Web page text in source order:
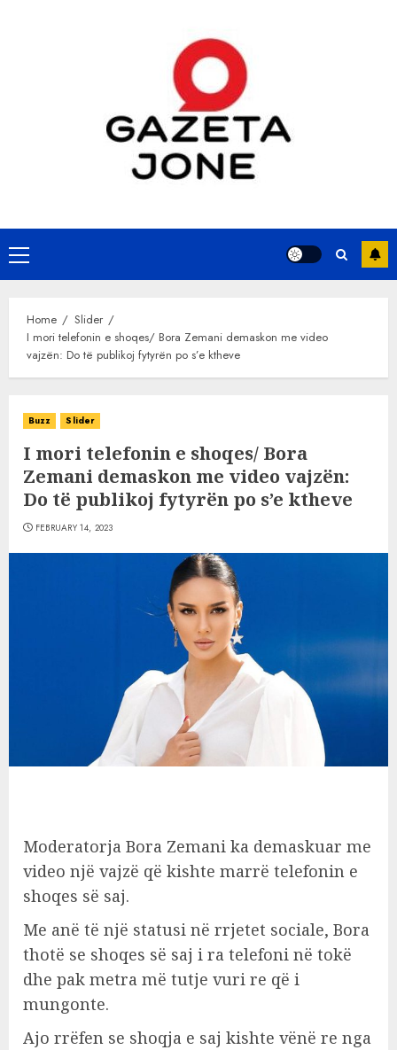
Primary
Menu
Home
Slider
I mori telefonin e shoqes/ Bora Zemani demaskon me video
vajzën: Do të publikoj fytyrën po s’e ktheve
Buzz Slider
I mori telefonin e shoqes/ Bora
Zemani demaskon me video vajzën:
Do të publikoj fytyrën po s’e ktheve
FEBRUARY 14, 2023
Moderatorja Bora Zemani ka demaskuar me
video një vajzë që kishte marrë telefonin e
shoqes së saj.
Me anë të një statusi në rrjetet sociale, Bora
thotë se shoqes së saj i ra telefoni në tokë
dhe pak metra më tutje vuri re që i
mungonte.
Ajo rrëfen se shoqja e saj kishte vënë re nga